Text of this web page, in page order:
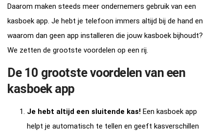
Daarom maken steeds meer ondernemers gebruik van een
kasboek app. Je hebt je telefoon immers altijd bij de hand en
waarom dan geen app installeren die jouw kasboek bijhoudt?
We zetten de grootste voordelen op een rij.
De 10 grootste voordelen van een
kasboek app
Je hebt altijd een sluitende kas! Een kasboek app
helpt je automatisch te tellen en geeft kasverschillen